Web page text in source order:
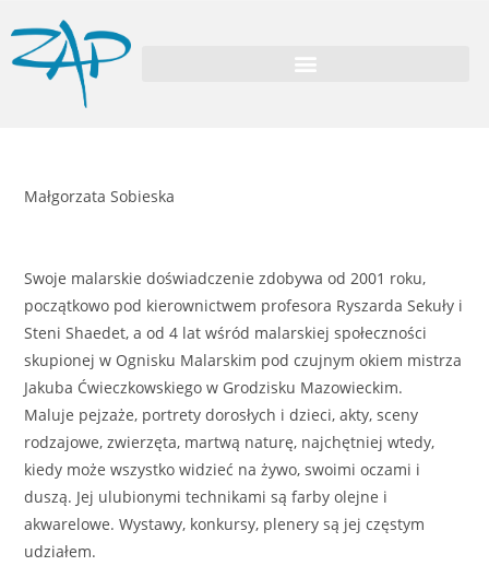
Małgorzata Sobieska
Swoje malarskie doświadczenie zdobywa od 2001 roku,
początkowo pod kierownictwem profesora Ryszarda Sekuły i
Steni Shaedet, a od 4 lat wśród malarskiej społeczności
skupionej w Ognisku Malarskim pod czujnym okiem mistrza
Jakuba Ćwieczkowskiego w Grodzisku Mazowieckim.
Maluje pejzaże, portrety dorosłych i dzieci, akty, sceny
rodzajowe, zwierzęta, martwą naturę, najchętniej wtedy,
kiedy może wszystko widzieć na żywo, swoimi oczami i
duszą. Jej ulubionymi technikami są farby olejne i
akwarelowe. Wystawy, konkursy, plenery są jej częstym
udziałem.